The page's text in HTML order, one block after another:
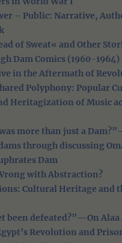
– Public: Narrative,
of Sweat« and Other
Dam Comics (1960-1964)
in the Aftermath of
Polyphony: Popular
Heritagization of Music
more than just a
through discussing
Dam
with Abstraction?
Cultural Heritage and
been defeated?”—On
Revolution and